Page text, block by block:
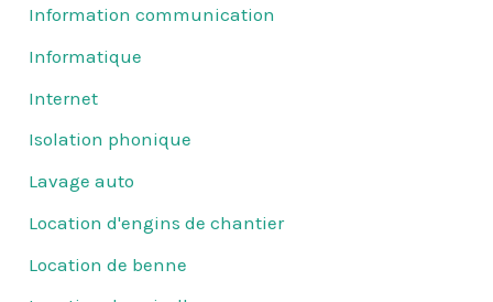
Information communication
Informatique
Internet
Isolation phonique
Lavage auto
Location d'engins de chantier
Location de benne